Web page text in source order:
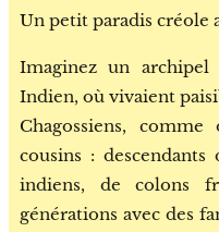
Un petit paradis créole
Imaginez un
Indien, où vivaient
Chagossiens,
cousins : descendants
indiens, de colons
générations avec des